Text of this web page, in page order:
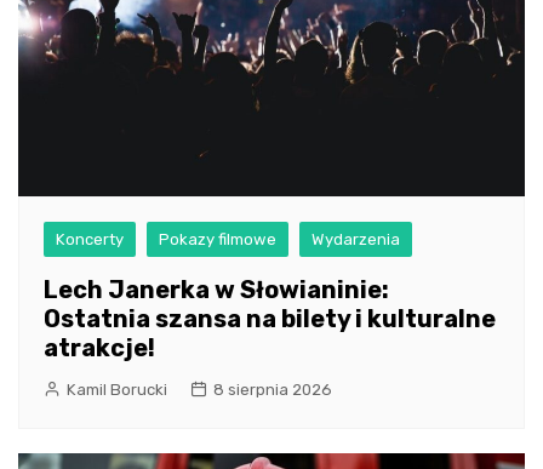
Koncerty Pokazy filmowe Wydarzenia
Lech Janerka w Słowianinie:
Ostatnia szansa na bilety i kulturalne
atrakcje!
Kamil Borucki 8 sierpnia 2026